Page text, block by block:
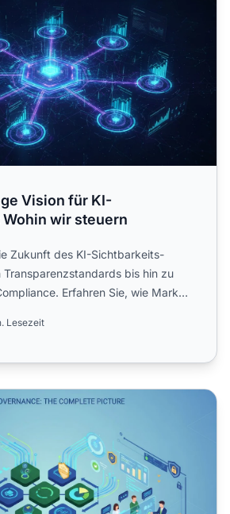
Vision für KI-
wir steuern
Zukunft des KI-Sichtbarkeits-
Transparenzstandards bis hin zu
Erfahren Sie, wie Marken
Lesezeit
mit Sichtbarkeit: Rahmenwerk